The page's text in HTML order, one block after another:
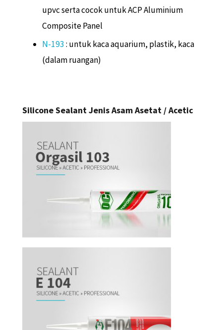
upvc serta cocok untuk ACP Aluminium
Composite Panel
N-193: untuk kaca aquarium, plastik, kaca
(dalam ruangan)
Silicone Sealant Jenis Asam Asetat / Acetic